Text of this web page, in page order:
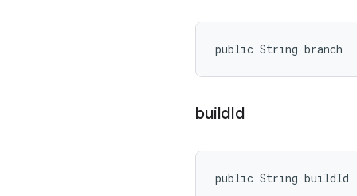
public String branch
buildId
public String buildId